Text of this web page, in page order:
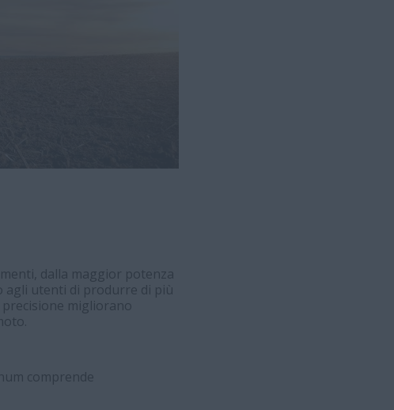
dalla maggior potenza
agli utenti di produrre di più
migliorano
comprende